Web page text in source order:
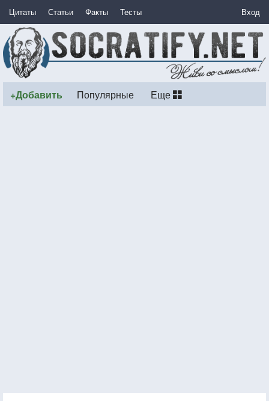
Цитаты Статьи Факты Тесты Вход
+Добавить Популярные Еще